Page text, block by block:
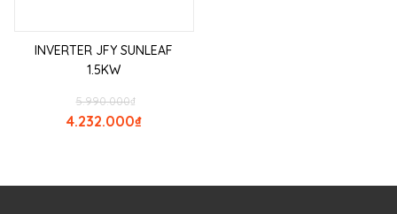
INVERTER JFY SUNLEAF
1.5KW
₫
5.990.000
₫
4.232.000